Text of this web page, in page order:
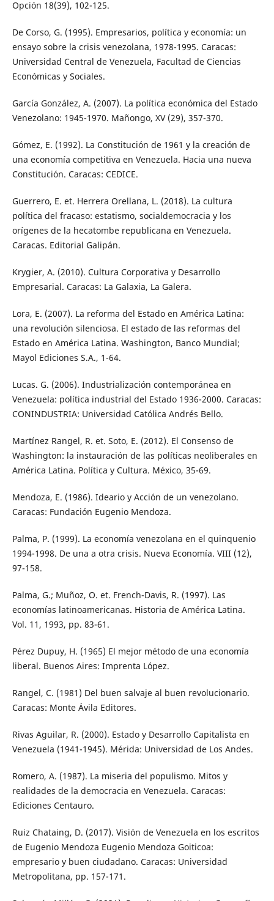
Opción 18(39), 102-125.
De Corso, G. (1995). Empresarios, política y economía: un
ensayo sobre la crisis venezolana, 1978-1995. Caracas:
Universidad Central de Venezuela, Facultad de Ciencias
Económicas y Sociales.
García González, A. (2007). La política económica del Estado
Venezolano: 1945-1970. Mañongo, XV (29), 357-370.
Gómez, E. (1992). La Constitución de 1961 y la creación de
una economía competitiva en Venezuela. Hacia una nueva
Constitución. Caracas: CEDICE.
Guerrero, E. et. Herrera Orellana, L. (2018). La cultura
política del fracaso: estatismo, socialdemocracia y los
orígenes de la hecatombe republicana en Venezuela.
Caracas. Editorial Galipán.
Krygier, A. (2010). Cultura Corporativa y Desarrollo
Empresarial. Caracas: La Galaxia, La Galera.
Lora, E. (2007). La reforma del Estado en América Latina:
una revolución silenciosa. El estado de las reformas del
Estado en América Latina. Washington, Banco Mundial;
Mayol Ediciones S.A., 1-64.
Lucas. G. (2006). Industrialización contemporánea en
Venezuela: política industrial del Estado 1936-2000. Caracas:
CONINDUSTRIA: Universidad Católica Andrés Bello.
Martínez Rangel, R. et. Soto, E. (2012). El Consenso de
Washington: la instauración de las políticas neoliberales en
América Latina. Política y Cultura. México, 35-69.
Mendoza, E. (1986). Ideario y Acción de un venezolano.
Caracas: Fundación Eugenio Mendoza.
Palma, P. (1999). La economía venezolana en el quinquenio
1994-1998. De una a otra crisis. Nueva Economía. VIII (12),
97-158.
Palma, G.; Muñoz, O. et. French-Davis, R. (1997). Las
economías latinoamericanas. Historia de América Latina.
Vol. 11, 1993, pp. 83-61.
Pérez Dupuy, H. (1965) El mejor método de una economía
liberal. Buenos Aires: Imprenta López.
Rangel, C. (1981) Del buen salvaje al buen revolucionario.
Caracas: Monte Ávila Editores.
Rivas Aguilar, R. (2000). Estado y Desarrollo Capitalista en
Venezuela (1941-1945). Mérida: Universidad de Los Andes.
Romero, A. (1987). La miseria del populismo. Mitos y
realidades de la democracia en Venezuela. Caracas:
Ediciones Centauro.
Ruiz Chataing, D. (2017). Visión de Venezuela en los escritos
de Eugenio Mendoza Eugenio Mendoza Goiticoa:
empresario y buen ciudadano. Caracas: Universidad
Metropolitana, pp. 157-171.